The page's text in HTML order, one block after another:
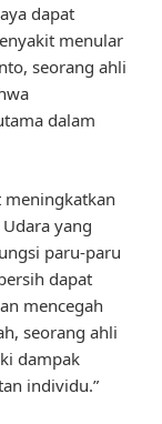
dapat
menular
seorang ahli
dalam
meningkatkan
yang
paru-paru
dapat
mencegah
seorang ahli
dampak
individu.”